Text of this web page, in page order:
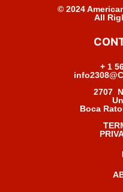
© 2024
All
+ 1
2707
Boca